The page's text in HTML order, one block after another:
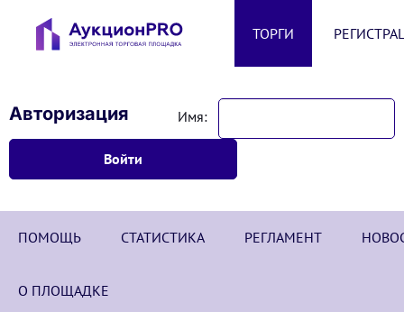
ТОРГИ
Авторизация Имя:
ПОМОЩЬ СТАТИСТИКА РЕГЛАМЕНТ
О ПЛОЩАДКЕ